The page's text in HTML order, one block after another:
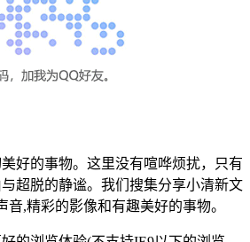
好的事物。这里没有喧哗烦扰，只有
超脱的静谧。我们搜集分享小清新文
音,精彩的影像和有趣美好的事物。